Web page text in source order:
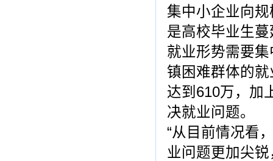
集中小企业向
是高校毕业生
就业形势需要
镇困难群体的
达到610万，加
决就业问题。
“从目前情况看
业问题更加尖